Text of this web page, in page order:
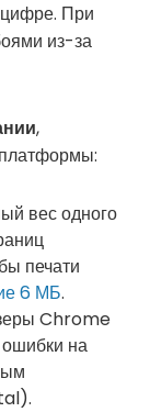
цифре. При
из-за
,
вес одного
печати
6 МБ.
Chrome
на